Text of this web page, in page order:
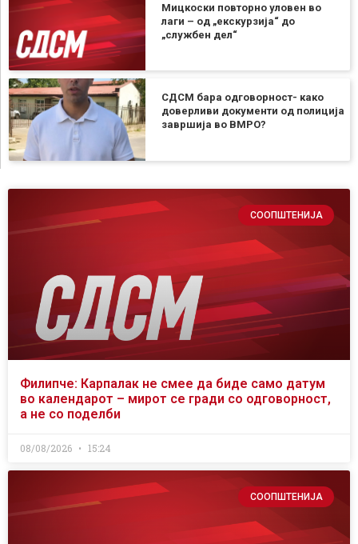
Мицкоски повторно уловен во
лаги – од „екскурзија“ до
„службен дел“
СДСМ бара одговорност- како
доверливи документи од полиција
завршија во ВМРО?
СООПШТЕНИЈА
Филипче: Карпалак не смее да биде само датум
во календарот – мирот се гради со одговорност,
а не со поделби
08/08/2026 15:24
СООПШТЕНИЈА